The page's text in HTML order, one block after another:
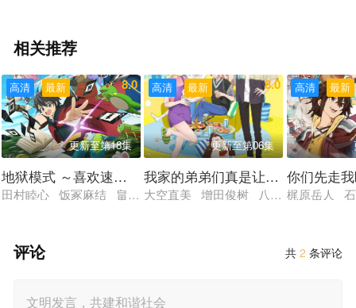
相关推荐
最新
高清 8.0
更新至第18集
地狱模式 ～喜欢速通游戏的玩家在废设定异世界无双～
田村睦心 饭冢麻结 畠中祐 千本木彩花 石川英郎 大原沙耶
最新
高清 8.0
更新至第06集
我家的弟弟们真是让您费心了
大空直美 增田俊树 八代拓 小野贤
最新
高清
你们先走
梶原岳人
共2 条评论
评论